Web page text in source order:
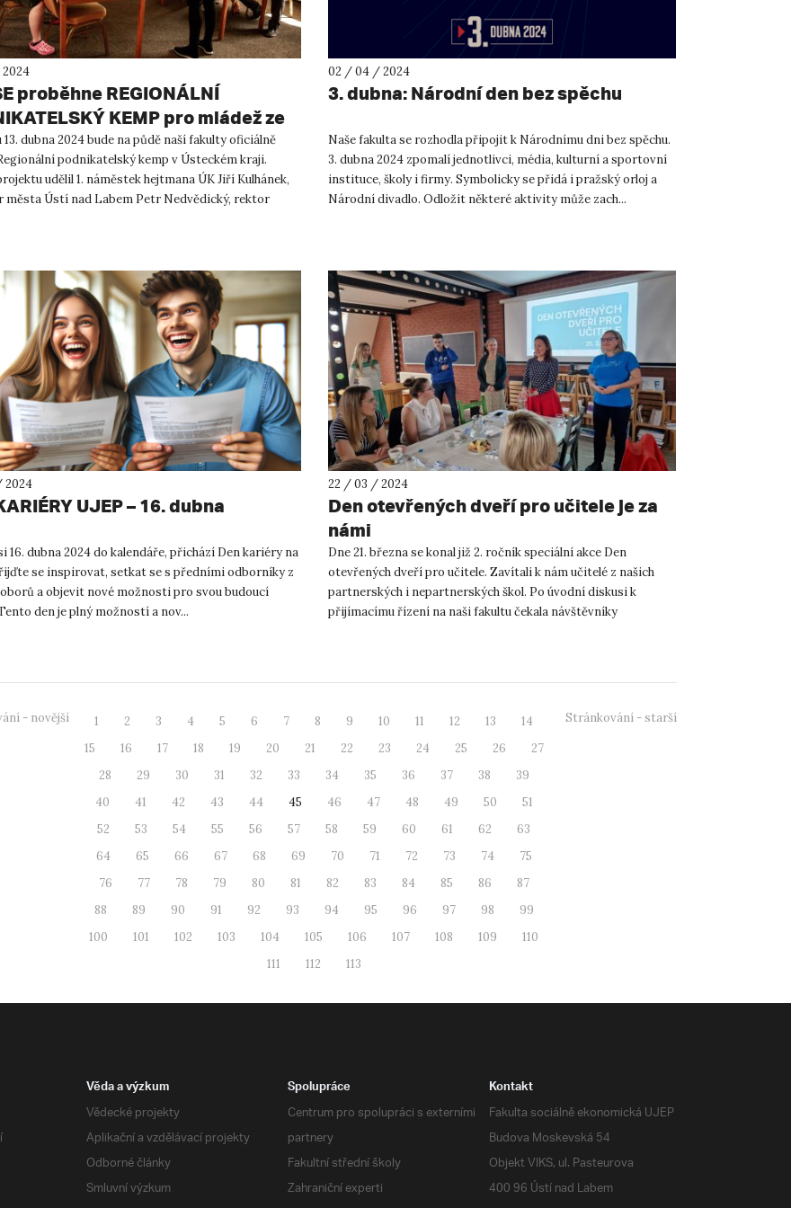
proběhne REGIONÁLNÍ
KEMP pro mládež ze
znevýhodněného prostředí
dubna 2024 bude na půdě naší fakulty oficiálně
podnikatelský kemp v Ústeckém kraji.
udělil 1. náměstek hejtmana ÚK Jiří Kulhánek,
Ústí nad Labem Petr Nedvědický, rektor
02 / 04 / 2024
3. dubna: Národní den bez spěchu
Naše fakulta se rozhodla připojit k Národnímu dni bez spěchu.
3. dubna 2024 zpomalí jednotlivci, média, kulturní a sportovní
instituce, školy i firmy. Symbolicky se přidá i pražský orloj a
Národní divadlo. Odložit některé aktivity může zach...
2024
UJEP – 16. dubna
16. dubna 2024 do kalendáře, přichází Den kariéry na
se inspirovat, setkat se s předními odborníky z
a objevit nové možnosti pro svou budoucí
den je plný možností a nov...
22 / 03 / 2024
Den otevřených dveří pro učitele je za
námi
Dne 21. března se konal již 2. ročník speciální akce Den
otevřených dveří pro učitele. Zavítali k nám učitelé z našich
partnerských i nepartnerských škol. Po úvodní diskusi k
přijímacímu řízení na naši fakultu čekala návštěvníky
- novější 1 2 3 4 5 6 7 8 9 10 11 12 13
14
15
16 17 18 19 20 21 22 23 24 25 26
27
28
29 30 31 32 33 34 35 36 37 38
39
40
41 42 43 44 45 46 47 48 49 50
51
52
53 54 55 56 57 58 59 60 61 62
63
64
65 66 67 68 69 70 71 72 73 74
75
76
77 78 79 80 81 82 83 84 85 86
87
88
89 90 91 92 93 94 95 96 97 98
99
100
101 102 103 104 105 106 107 108 109
110
111
112 113
Stránkování - starší
Věda a výzkum
Vědecké projekty
Aplikační a vzdělávací projekty
Odborné články
Smluvní výzkum
Spolupráce
Centrum pro spolupráci s externími
partnery
Fakultní střední školy
Zahraniční experti
Kontakt
Fakulta sociálně ekonomická UJEP
Budova Moskevská 54
Objekt VIKS, ul. Pasteurova
400 96 Ústí nad Labem